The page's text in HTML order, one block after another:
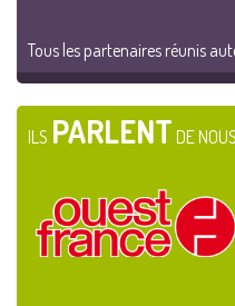
Tous les partenaires réunis
ILS PARLENT DE NOUS